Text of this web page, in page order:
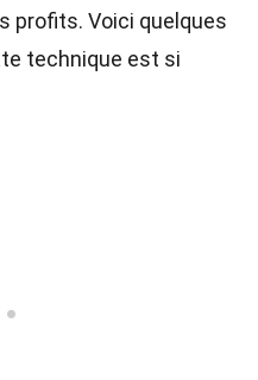
profits. Voici quelques
technique est si